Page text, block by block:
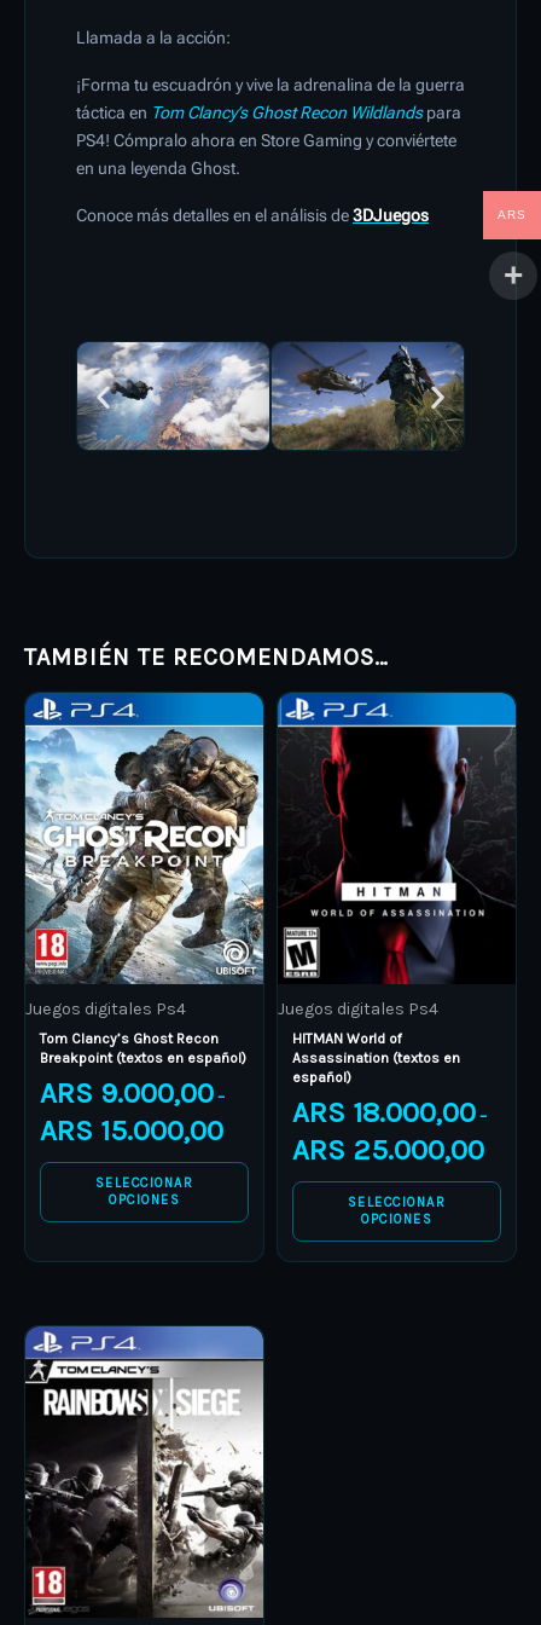
Llamada a la acción:
¡Forma tu escuadrón y vive la adrenalina de la guerra
táctica en Tom Clancy’s Ghost Recon Wildlandspara
PS4! Cómpralo ahora en Store Gaming y conviértete
en una leyenda Ghost.
Conoce más detalles en el análisis de3DJuegos
TAMBIÉN TE RECOMENDAMOS…
Juegos digitales Ps4
Tom Clancy’s Ghost Recon
Breakpoint (textos en español)
ARS 9.000,00 –
ARS 15.000,00
range:
ARS 9.000,00
through
ARS 15.000,00
SELECCIONAR
OPCIONES
This
product
has
multiple
variants.
The
options
may
be
chosen
on
the
product
Juegos digitales Ps4
HITMAN World of
Assassination (textos en
español)
ARS 18.000,00 –
ARS 25.000,00
Price
range:
ARS
through
ARS
SELECCIONAR
OPCIONES
This
product
has
multiple
variants.
The
options
may
be
chosen
on
the
product
page
This
product
has
variants.
The
options
may
be
ARS